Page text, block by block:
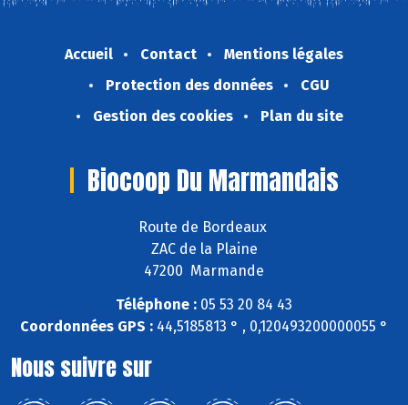
Accueil Contact
Mentions légales
Protection des données
CGU
Gestion des cookies
Plan du site
Biocoop Du Marmandais
Route de Bordeaux
ZAC de la Plaine
47200 Marmande
Téléphone : 05 53 20 84 43
Coordonnées GPS : 44,5185813 ° , 0,120493200000055 °
Nous suivre sur